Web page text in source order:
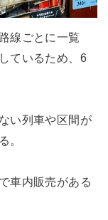
線ごとに一覧
ているため、6
い列車や区間が
。
車内販売がある